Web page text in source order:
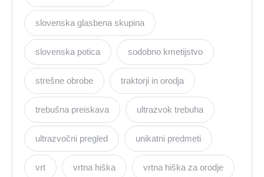
slovenska glasbena skupina
slovenska potica sodobno kmetijstvo
strešne obrobe traktorji in orodja
trebušna preiskava ultrazvok trebuha
ultrazvočni pregled unikatni predmeti
vrt vrtna hiška vrtna hiška za orodje